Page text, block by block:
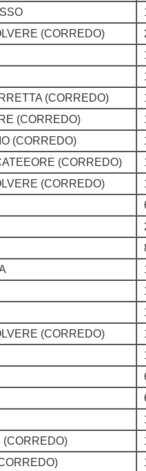
(CORREDO)
(CORREDO)
(CORREDO)
(CORREDO)
(CORREDO)
(CORREDO)
(CORREDO)
(CORREDO)